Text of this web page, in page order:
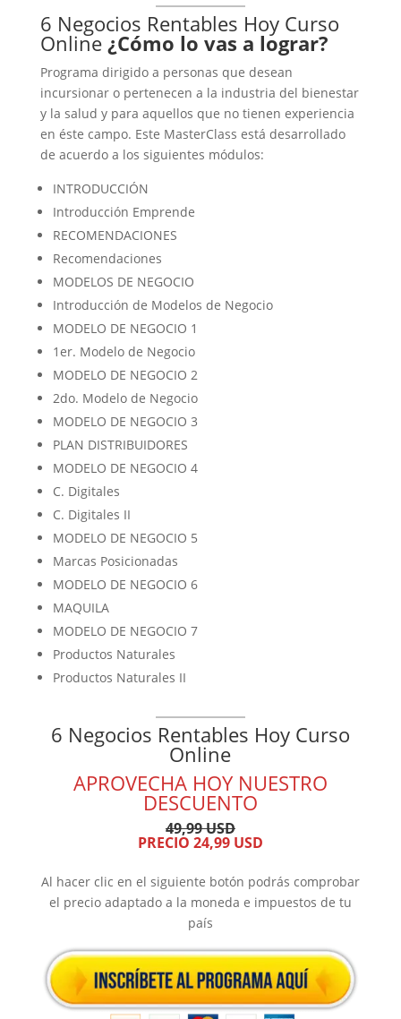
6 Negocios Rentables Hoy Curso
Online ¿Cómo lo vas a lograr?
Programa dirigido a personas que desean
incursionar o pertenecen a la industria del bienestar
y la salud y para aquellos que no tienen experiencia
en éste campo. Este MasterClass está desarrollado
de acuerdo a los siguientes módulos:
INTRODUCCIÓN
Introducción Emprende
RECOMENDACIONES
Recomendaciones
MODELOS DE NEGOCIO
Introducción de Modelos de Negocio
MODELO DE NEGOCIO 1
1er. Modelo de Negocio
MODELO DE NEGOCIO 2
2do. Modelo de Negocio
MODELO DE NEGOCIO 3
PLAN DISTRIBUIDORES
MODELO DE NEGOCIO 4
C. Digitales
C. Digitales II
MODELO DE NEGOCIO 5
Marcas Posicionadas
MODELO DE NEGOCIO 6
MAQUILA
MODELO DE NEGOCIO 7
Productos Naturales
Productos Naturales II
6 Negocios Rentables Hoy Curso
Online
APROVECHA HOY NUESTRO
DESCUENTO
49,99 USD
PRECIO 24,99 USD
Al hacer clic en el siguiente botón podrás comprobar
el precio adaptado a la moneda e impuestos de tu
país